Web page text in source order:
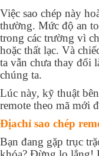
Việc sao chép này
thường. Mức độ an
trong các trường vì
hoặc thất lạc. Và
ta vẫn chưa thay đổi
chúng ta.
Lúc này, kỹ thuật
remote theo mã mới
Địachỉ sao chép
Bạn đang gặp trục